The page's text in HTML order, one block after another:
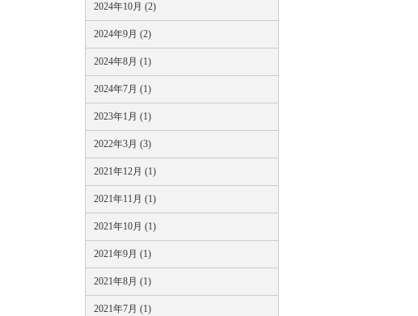
2024年10月 (2)
2024年9月 (2)
2024年8月 (1)
2024年7月 (1)
2023年1月 (1)
2022年3月 (3)
2021年12月 (1)
2021年11月 (1)
2021年10月 (1)
2021年9月 (1)
2021年8月 (1)
2021年7月 (1)